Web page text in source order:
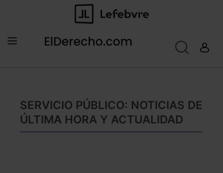
SERVICIO PÚBLICO: NOTICIAS DE
ÚLTIMA HORA Y ACTUALIDAD